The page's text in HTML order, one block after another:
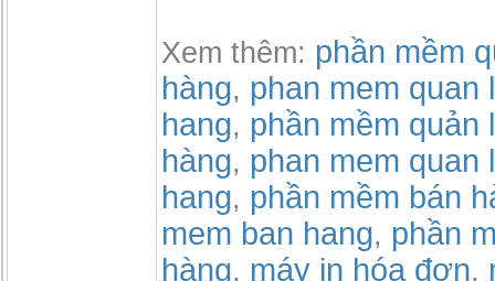
Xem thêm: phần mềm
hàng, phan mem quan
hang, phần mềm quản
hàng, phan mem quan
hang, phần mềm bán
mem ban hang, phần
hàng, máy in hóa đơn,